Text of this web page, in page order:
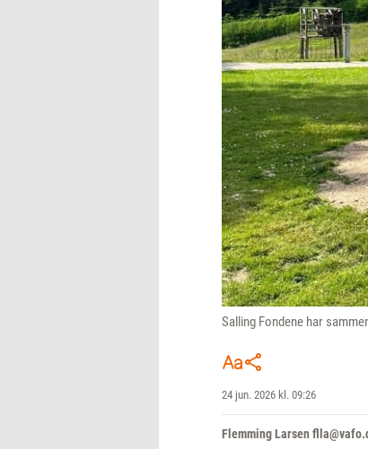
Salling Fondene har
24 jun. 2026 kl. 09:26
Flemming Larsen